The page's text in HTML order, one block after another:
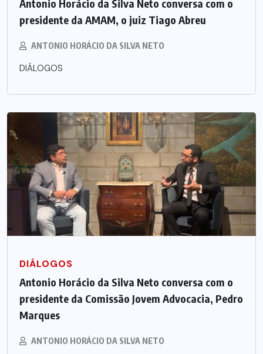
Antonio Horácio da Silva Neto conversa com o
presidente da AMAM, o juiz Tiago Abreu
ANTONIO HORÁCIO DA SILVA NETO
DIÁLOGOS
DIÁLOGOS
Antonio Horácio da Silva Neto conversa com o
presidente da Comissão Jovem Advocacia, Pedro
Marques
ANTONIO HORÁCIO DA SILVA NETO